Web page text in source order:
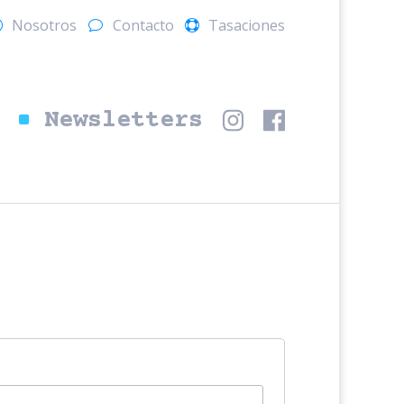
Nosotros Contacto Tasaciones
Newsletters